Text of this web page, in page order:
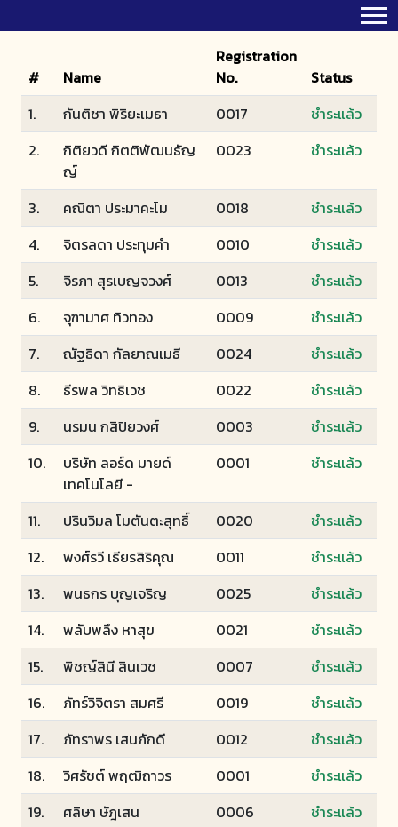
# Name
Registration
No.
Status
1.
กันติชา พิริยะเมธา 0017
ชำระแล้ว
2.
กิติยวดี กิตติพัฒนธัญ
ญ์
0023 ชำระแล้ว
3. คณิตา ประมาคะโม 0018
ชำระแล้ว
4.
จิตรลดา ประทุมคำ 0010
ชำระแล้ว
5.
จิรภา สุรเบญจวงศ์ 0013
ชำระแล้ว
6.
จุฑามาศ ทิวทอง 0009
ชำระแล้ว
7.
ณัฐธิดา กัลยาณเมธี 0024
ชำระแล้ว
8.
ธีรพล วิทธิเวช 0022
ชำระแล้ว
9.
นรมน กสิปิยวงศ์ 0003
ชำระแล้ว
10.
บริษัท ลอร์ด มายด์
เทคโนโลยี -
0001 ชำระแล้ว
11. ปรินวิมล โมตันตะสุทธิ์ 0020
ชำระแล้ว
12.
พงศ์รวี เธียรสิริคุณ 0011
ชำระแล้ว
13.
พนธกร บุญเจริญ 0025
ชำระแล้ว
14.
พลับพลึง หาสุข 0021
ชำระแล้ว
15.
พิชญ์สินี สินเวช 0007
ชำระแล้ว
16.
ภัทร์วิจิตรา สมศรี 0019
ชำระแล้ว
17.
ภัทราพร เสนภักดี 0012
ชำระแล้ว
18.
วิศรัชต์ พฤฒิถาวร 0001
ชำระแล้ว
19.
ศลิษา ษัฎเสน 0006
ชำระแล้ว